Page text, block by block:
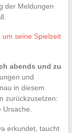
der Meldungen
um seine Spielzeit
abends und zu
und
in diesem
zurückzusetzen:
erkundet, taucht